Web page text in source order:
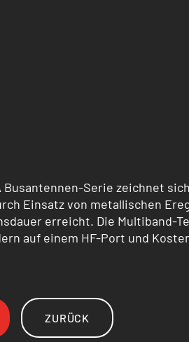
Busantennen-Serie zeichnet
Einsatz von metallischen
erreicht. Die Multiband-
auf einem HF-Port und
ZURÜCK